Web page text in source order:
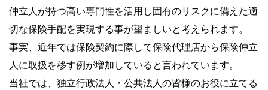
仲立人が持つ高い専門性を活用し固有のリスクに備えた適
切な保険手配を実現する事が望ましいと考えられます。
事実、近年では保険契約に際して保険代理店から保険仲立
人に取扱を移す例が増加していると言われています。
当社では、独立行政法人・公共法人の皆様のお役に立てる